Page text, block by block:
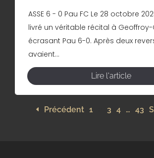
ASSE 6 - 0 Pau FC Le 28 octobre
livré un véritable récital à
écrasant Pau 6-0. Après deux
avaient...
Lire l'article
Précédent 1 3 4 … 43